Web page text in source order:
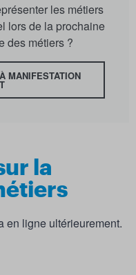
les métiers
lors de la prochaine
des métiers ?
MANIFESTATION
la
en ligne ultérieurement.